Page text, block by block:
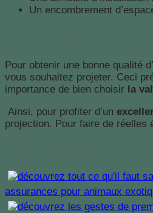
Un encombrement
Pour obtenir une bonne qualité
vous souhaitez projeter. Ceci
importance de bien choisir la
Ainsi, pour profiter d’un
projection. Pour faire de réelles
assurances pour animaux